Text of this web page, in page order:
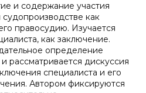
и содержание участия
как
правосудию. Изучается
как заключение.
определение
рассматривается дискуссия
специалиста и его
Автором фиксируются